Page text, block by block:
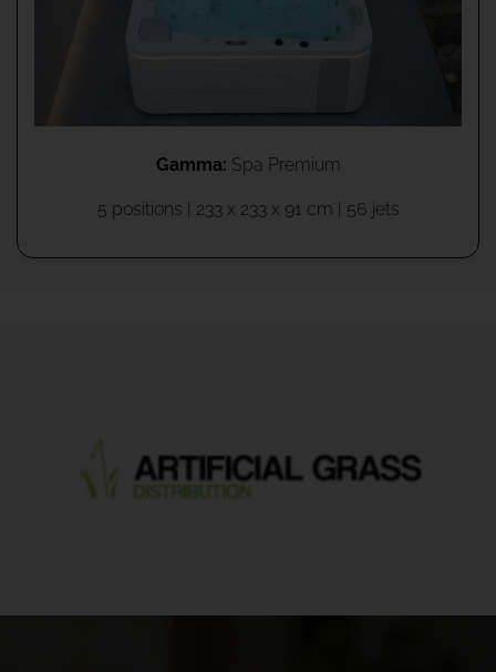
Gamma: Spa Premium
5 positions | 233 x 233 x 91 cm | 56 jets